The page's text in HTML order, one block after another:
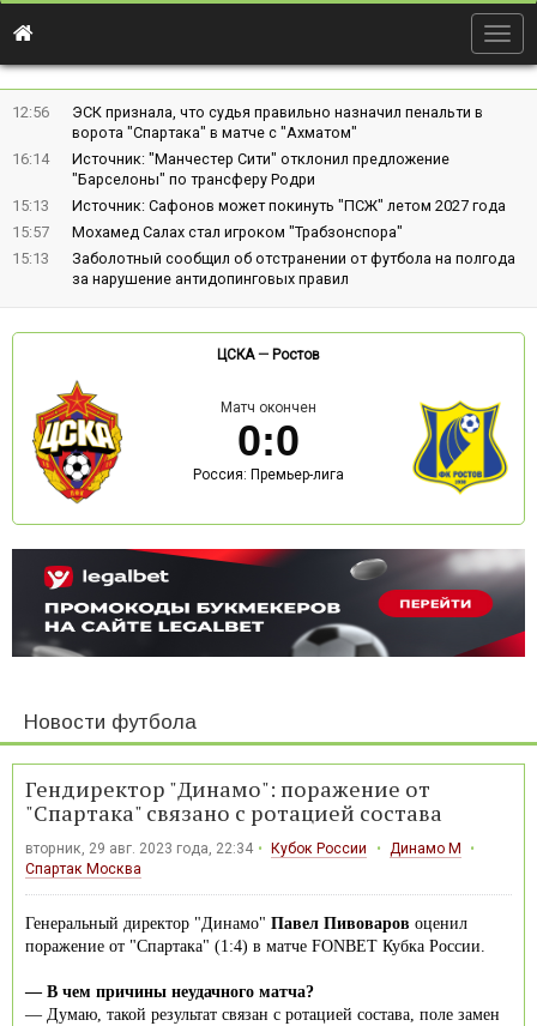
12:56
ЭСК признала, что судья правильно назначил пенальти в
ворота "Спартака" в матче с "Ахматом"
16:14
Источник: "Манчестер Сити" отклонил предложение
"Барселоны" по трансферу Родри
15:13
Источник: Сафонов может покинуть "ПСЖ" летом 2027 года
15:57
Мохамед Салах стал игроком "Трабзонспора"
15:13
Заболотный сообщил об отстранении от футбола на полгода
за нарушение антидопинговых правил
ЦСКА— Ростов
Матч окончен
0:0
Россия: Премьер-лига
Новости футбола
Гендиректор "Динамо": поражение от
"Спартака" связано с ротацией состава
вторник, 29 авг. 2023 года, 22:34 Кубок России
Динамо М
Спартак Москва
Генеральный директор "Динамо" Павел Пивоваров оценил
поражение от "Спартака" (1:4) в матче FONBET Кубка России.
— В чем причины неудачного матча?
— Думаю, такой результат связан с ротацией состава, поле замен